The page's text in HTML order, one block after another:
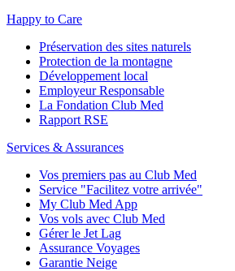
Happy to Care
Préservation des sites naturels
Protection de la montagne
Développement local
Employeur Responsable
La Fondation Club Med
Rapport RSE
Services & Assurances
Vos premiers pas au Club Med
Service "Facilitez votre arrivée"
My Club Med App
Vos vols avec Club Med
Gérer le Jet Lag
Assurance Voyages
Garantie Neige